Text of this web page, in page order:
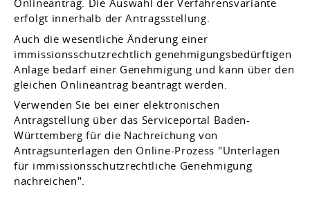
Onlineantrag. Die Auswahl der Verfahrensvariante
erfolgt innerhalb der Antragsstellung.
Auch die wesentliche Änderung einer
immissionsschutzrechtlich genehmigungsbedürftigen
Anlage bedarf einer Genehmigung und kann über den
gleichen Onlineantrag beantragt werden.
Verwenden Sie bei einer elektronischen
Antragstellung über das Serviceportal Baden-
Württemberg für die Nachreichung von
Antragsunterlagen den Online-Prozess "Unterlagen
für immissionsschutzrechtliche Genehmigung
nachreichen".